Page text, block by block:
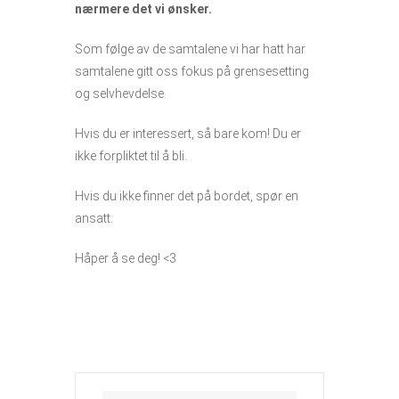
nærmere det vi ønsker.
Som følge av de samtalene vi har hatt har
samtalene gitt oss fokus på grensesetting
og selvhevdelse.
Hvis du er interessert, så bare kom! Du er
ikke forpliktet til å bli.
Hvis du ikke finner det på bordet, spør en
ansatt.
Håper å se deg! <3